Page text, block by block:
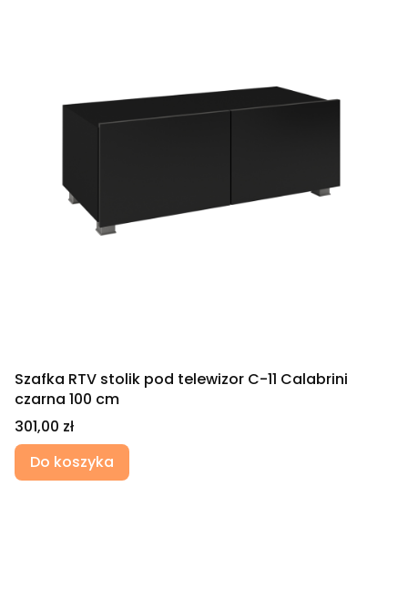
Szafka RTV stolik pod telewizor C-11 Calabrini
czarna 100 cm
Cena
301,00 zł
Do koszyka